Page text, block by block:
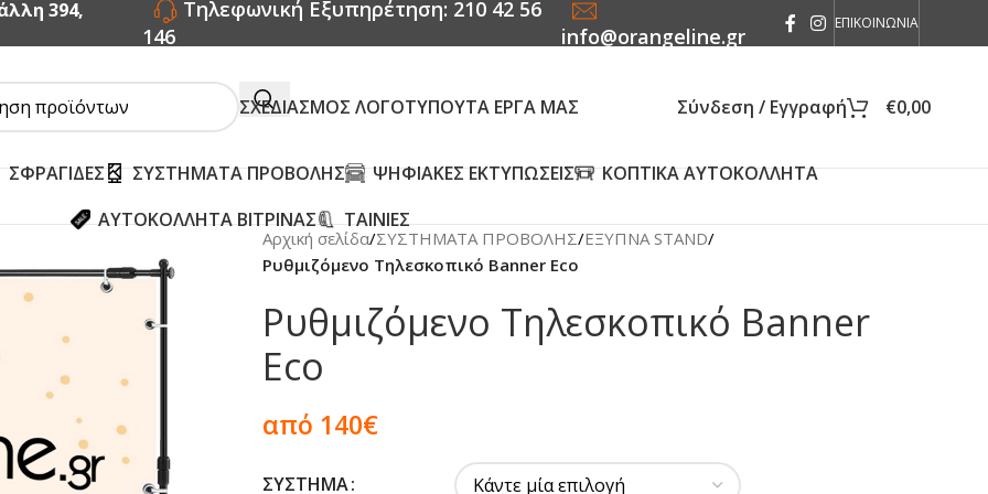
394,
Τηλεφωνική Εξυπηρέτηση: 210 42 56
146
info@orangeline.gr
ΕΠΙΚΟΙΝΩΝΙΑ
ΣΧΕΔΙΑΣΜΟΣ ΛΟΓΟΤΥΠΟΥΤΑ ΕΡΓΑ ΜΑΣ Σύνδεση / Εγγραφή €0,00
ΣΦΡΑΓΙΔΕΣ ΣΥΣΤΗΜΑΤΑ ΠΡΟΒΟΛΗΣ ΨΗΦΙΑΚΕΣ ΕΚΤΥΠΩΣΕΙΣ
ΚΟΠΤΙΚΑ ΑΥΤΟΚΟΛΛΗΤΑ
ΑΥΤΟΚΟΛΛΗΤΑ ΒΙΤΡΙΝΑΣ
ΤΑΙΝΙΕΣ
Αρχική σελίδα/ΣΥΣΤΗΜΑΤΑ ΠΡΟΒΟΛΗΣ/ΕΞΥΠΝΑ STAND/
Ρυθμιζόμενο Τηλεσκοπικό Banner Eco
Ρυθμιζόμενο Τηλεσκοπικό Banner
Eco
από 140€
ΣΎΣΤΗΜΑ